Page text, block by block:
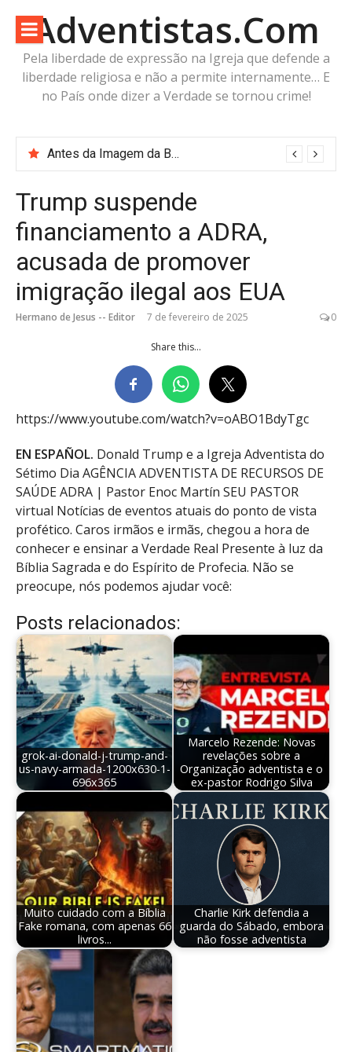
para
conteúdo
Adventistas.Com
Pela liberdade de expressão na Igreja que defende a
liberdade religiosa e não a permite internamente… E
no País onde dizer a Verdade se tornou crime!
Antes da Imagem da Besta: Estaria a Humanidade Construindo a Imagem Pré-Besta com cabeça de Cordeiro e Voz do Dragão?
Trump suspende
financiamento a ADRA,
acusada de promover
imigração ilegal aos EUA
Hermano de Jesus -- Editor 7 de fevereiro de 2025 0
Share this...
https://www.youtube.com/watch?v=oABO1BdyTgc
EN ESPAÑOL. Donald Trump e a Igreja Adventista do
Sétimo Dia AGÊNCIA ADVENTISTA DE RECURSOS DE
SAÚDE ADRA | Pastor Enoc Martín SEU PASTOR
virtual Notícias de eventos atuais do ponto de vista
profético. Caros irmãos e irmãs, chegou a hora de
conhecer e ensinar a Verdade Real Presente à luz da
Bíblia Sagrada e do Espírito de Profecia. Não se
preocupe, nós podemos ajudar você:
Posts relacionados:
grok-ai-donald-j-trump-and-
us-navy-armada-1200x630-1-
696x365
Marcelo Rezende: Novas
revelações sobre a
Organização adventista e o
ex-pastor Rodrigo Silva
Muito cuidado com a Bíblia
Fake romana, com apenas 66
livros...
Charlie Kirk defendia a
guarda do Sábado, embora
não fosse adventista